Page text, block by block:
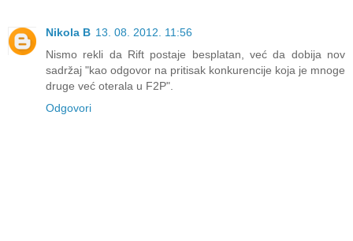
Nikola B 13. 08. 2012. 11:56
Nismo rekli da Rift postaje besplatan, već da dobija nov
sadržaj "kao odgovor na pritisak konkurencije koja je mnoge
druge već oterala u F2P".
Odgovori